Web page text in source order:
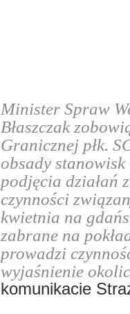
Minister Spraw
Błaszczak
Granicznej płk.
obsady
podjęcia działań
czynności
kwietnia na
zabrane na
prowadzi
wyjaśnienie
komunikacie